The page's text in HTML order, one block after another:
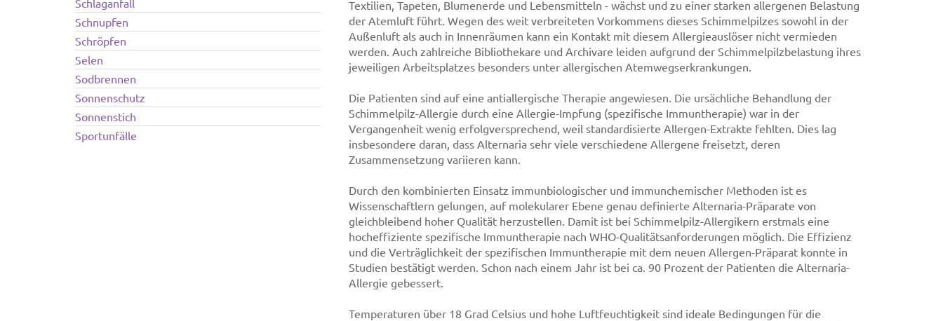
Schlaganfall
Schnupfen
Schröpfen
Selen
Sodbrennen
Sonnenschutz
Sonnenstich
Sportunfälle
Textilien, Tapeten, Blumenerde und Lebensmitteln - wächst und zu einer starken allergenen Belastung
der Atemluft führt. Wegen des weit verbreiteten Vorkommens dieses Schimmelpilzes sowohl in der
Außenluft als auch in Innenräumen kann ein Kontakt mit diesem Allergieauslöser nicht vermieden
werden. Auch zahlreiche Bibliothekare und Archivare leiden aufgrund der Schimmelpilzbelastung ihres
jeweiligen Arbeitsplatzes besonders unter allergischen Atemwegserkrankungen.
Die Patienten sind auf eine antiallergische Therapie angewiesen. Die ursächliche Behandlung der
Schimmelpilz-Allergie durch eine Allergie-Impfung (spezifische Immuntherapie) war in der
Vergangenheit wenig erfolgversprechend, weil standardisierte Allergen-Extrakte fehlten. Dies lag
insbesondere daran, dass Alternaria sehr viele verschiedene Allergene freisetzt, deren
Zusammensetzung variieren kann.
Durch den kombinierten Einsatz immunbiologischer und immunchemischer Methoden ist es
Wissenschaftlern gelungen, auf molekularer Ebene genau definierte Alternaria-Präparate von
gleichbleibend hoher Qualität herzustellen. Damit ist bei Schimmelpilz-Allergikern erstmals eine
hocheffiziente spezifische Immuntherapie nach WHO-Qualitätsanforderungen möglich. Die Effizienz
und die Verträglichkeit der spezifischen Immuntherapie mit dem neuen Allergen-Präparat konnte in
Studien bestätigt werden. Schon nach einem Jahr ist bei ca. 90 Prozent der Patienten die Alternaria-
Allergie gebessert.
Temperaturen über 18 Grad Celsius und hohe Luftfeuchtigkeit sind ideale Bedingungen für die